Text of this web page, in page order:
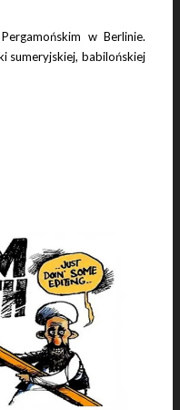
w Berlinie.
sumeryjskiej, babilońskiej